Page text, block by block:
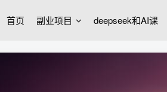
首页 副业项目 deepseek和AI课